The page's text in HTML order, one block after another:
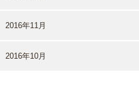
2016年11月
2016年10月